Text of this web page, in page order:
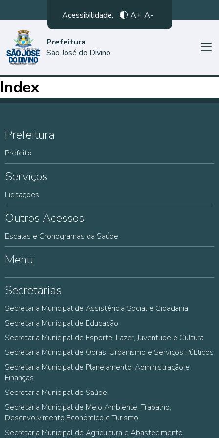
Acessibilidade: A+ A-
Prefeitura
São José do Divino
Index
Prefeitura
Prefeito
Serviços
Licitações
Outros Acessos
Escalas e Cronogramas da Saúde
Menu
Secretarias
Secretaria Municipal de Assistência Social e Cidadania
Secretaria Municipal de Educação
Secretaria Municipal de Esporte, Lazer, Juventude e Cultura
Secretaria Municipal de Obras, Urbanismo e Serviços Públicos
Secretaria Municipal de Planejamento, Administração e
Finanças
Secretaria Municipal de Saúde
Secretaria Municipal de Meio Ambiente, Trabalho,
Desenvolvimento Econômico e Turismo
Secretaria Municipal de Agricultura e Abastecimento